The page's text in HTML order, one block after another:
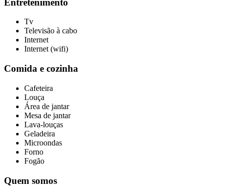
Tv
Televisão à cabo
Internet
Internet (wifi)
Comida e cozinha
Cafeteira
Louça
Área de jantar
Mesa de jantar
Lava-louças
Geladeira
Microondas
Forno
Fogão
Quem somos